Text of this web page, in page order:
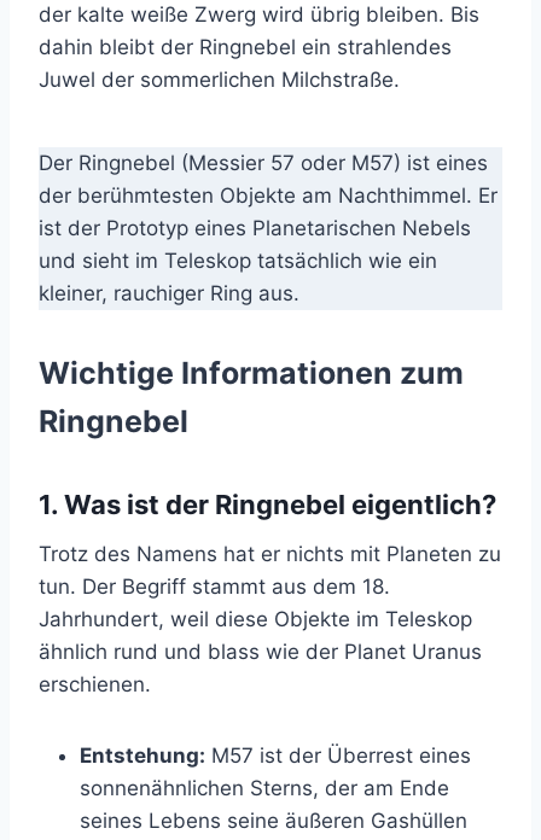
der kalte weiße Zwerg wird übrig bleiben. Bis
dahin bleibt der Ringnebel ein strahlendes
Juwel der sommerlichen Milchstraße.
Der Ringnebel (Messier 57 oder M57) ist eines
der berühmtesten Objekte am Nachthimmel. Er
ist der Prototyp eines Planetarischen Nebels
und sieht im Teleskop tatsächlich wie ein
kleiner, rauchiger Ring aus.
Wichtige Informationen zum
Ringnebel
1. Was ist der Ringnebel eigentlich?
Trotz des Namens hat er nichts mit Planeten zu
tun. Der Begriff stammt aus dem 18.
Jahrhundert, weil diese Objekte im Teleskop
ähnlich rund und blass wie der Planet Uranus
erschienen.
Entstehung: M57 ist der Überrest eines
sonnenähnlichen Sterns, der am Ende
seines Lebens seine äußeren Gashüllen